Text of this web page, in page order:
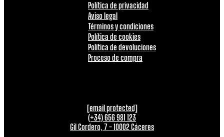
Política de privacidad
Aviso legal
Términos y condiciones
Política de cookies
Política de devoluciones
Proceso de compra
[email protected]
(+34) 656 981 123
Gil Cordero, 7 - 10002 Cáceres